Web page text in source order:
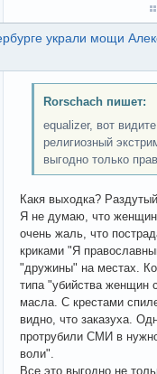
украли мощи
Rorschach пишет:
equalizer, вот
религиозный
выгодно только
Какя выходка?
Я не думаю, что
очень жаль, что
криками "Я
"дружины" на местах.
типа "убийства женщин
масла. С крестами
видно, что заказуха.
протрубили СМИ в
воли".
Все это выгодно не